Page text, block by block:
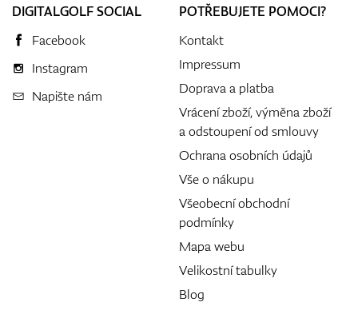
DIGITALGOLF SOCIAL
Facebook
Instagram
Napište nám
POTŘEBUJETE POMOCI?
Kontakt
Impressum
Doprava a platba
Vrácení zboží, výměna zboží
a odstoupení od smlouvy
Ochrana osobních údajů
Vše o nákupu
Všeobecní obchodní
podmínky
Mapa webu
Velikostní tabulky
Blog